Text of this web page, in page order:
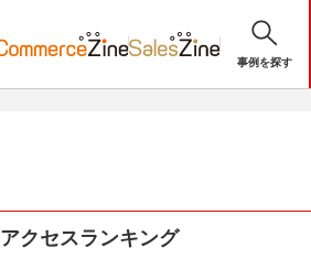
事例を探す
アクセスランキング